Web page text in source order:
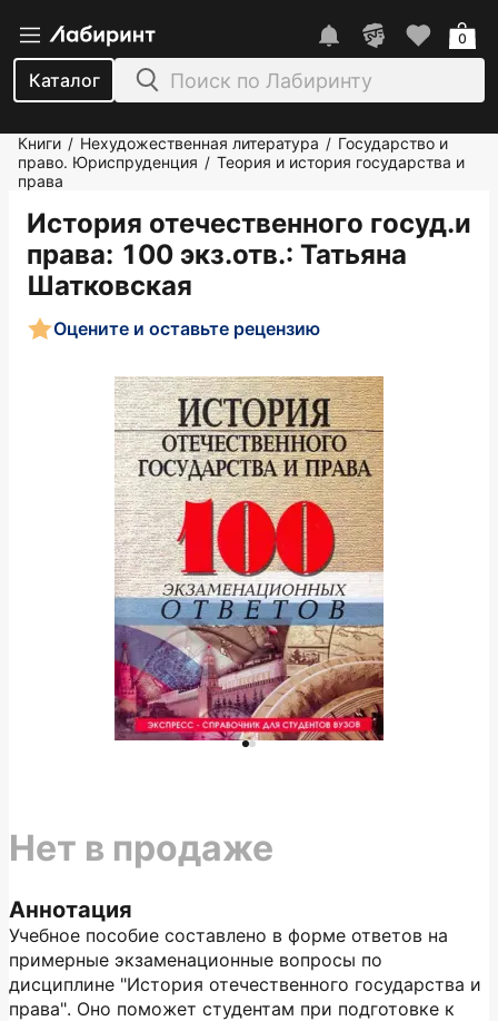
Каталог
0
Книги / Нехудожественная литература / Государство и
право. Юриспруденция / Теория и история государства и
права
История отечественного госуд.и
права: 100 экз.отв.: Татьяна
Шатковская
Оцените и оставьте рецензию
Аннотация
Учебное пособие составлено в форме ответов на
примерные экзаменационные вопросы по
дисциплине "История отечественного государства и
права". Оно поможет студентам при подготовке к
Нет в продаже